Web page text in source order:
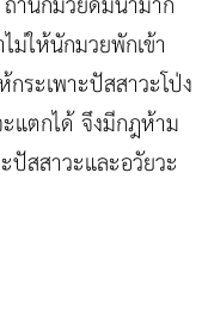
ม่ให้นักมวยพักเข้า
ระเพาะปัสสาวะโป่ง
แตกได้ จึงมีกฎห้าม
ปัสสาวะและอวัยวะ